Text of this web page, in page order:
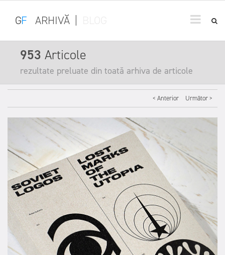
GF ARHIVĂ
953 Articole
rezultate preluate din toată arhiva de articole
< Anterior Următor >